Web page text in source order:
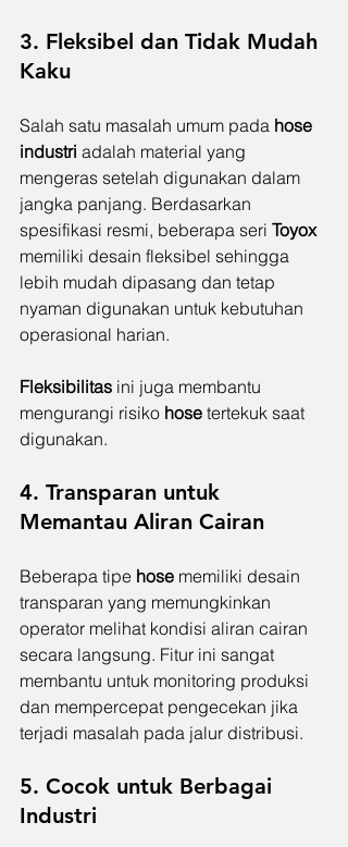
3. Fleksibel dan Tidak Mudah
Kaku
Salah satu masalah umum pada hose
industri adalah material yang
mengeras setelah digunakan dalam
jangka panjang. Berdasarkan
spesifikasi resmi, beberapa seri Toyox
memiliki desain fleksibel sehingga
lebih mudah dipasang dan tetap
nyaman digunakan untuk kebutuhan
operasional harian.
Fleksibilitas ini juga membantu
mengurangi risiko hose tertekuk saat
digunakan.
4. Transparan untuk
Memantau Aliran Cairan
Beberapa tipe hose memiliki desain
transparan yang memungkinkan
operator melihat kondisi aliran cairan
secara langsung. Fitur ini sangat
membantu untuk monitoring produksi
dan mempercepat pengecekan jika
terjadi masalah pada jalur distribusi.
5. Cocok untuk Berbagai
Industri